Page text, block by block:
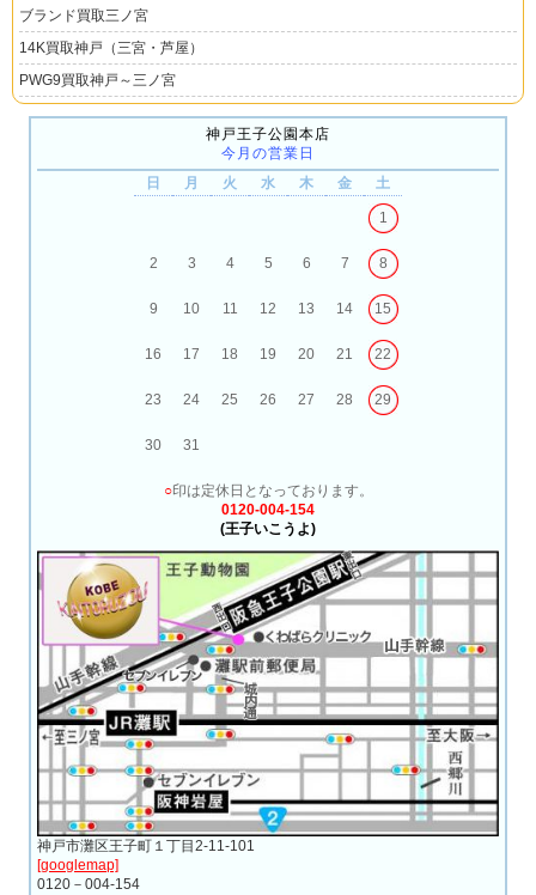
ブランド買取三ノ宮
14K買取神戸（三宮・芦屋）
PWG9買取神戸～三ノ宮
神戸王子公園本店
今月の営業日
日
月 火 水 木 金 土
1
2 3 4 5 6 7 8
9 10 11 12 13 14 15
16 17 18 19 20 21 22
23 24 25 26 27 28 29
30 31
○印は定休日となっております。
0120-004-154
(王子いこうよ)
神戸市灘区王子町１丁目2-11-101
[googlemap]
0120－004-154